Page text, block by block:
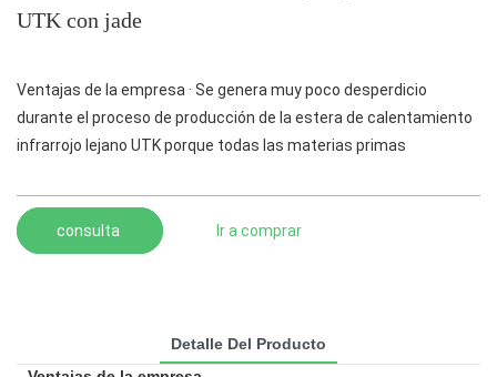
UTK con jade
Ventajas de la empresa · Se genera muy poco desperdicio
durante el proceso de producción de la estera de calentamiento
infrarrojo lejano UTK porque todas las materias primas
consulta Ir a comprar
Detalle Del Producto